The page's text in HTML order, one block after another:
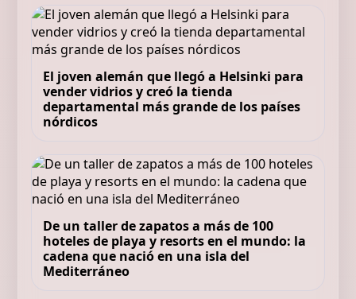
El joven alemán que llegó a Helsinki para
vender vidrios y creó la tienda
departamental más grande de los países
nórdicos
De un taller de zapatos a más de 100
hoteles de playa y resorts en el mundo: la
cadena que nació en una isla del
Mediterráneo